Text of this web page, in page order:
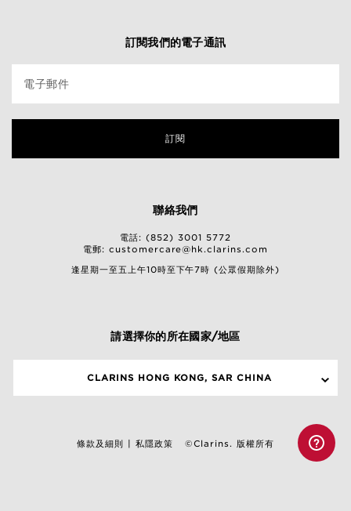
訂閱我們的電子通訊
電子郵件
訂閱
聯絡我們
電話: (852) 3001 5772
電郵: customercare@hk.clarins.com
逢星期一至五上午10時至下午7時 (公眾假期除外)
請選擇你的所在國家/地區
CLARINS HONG KONG, SAR CHINA
條款及細則 私隱政策 ©Clarins. 版權所有